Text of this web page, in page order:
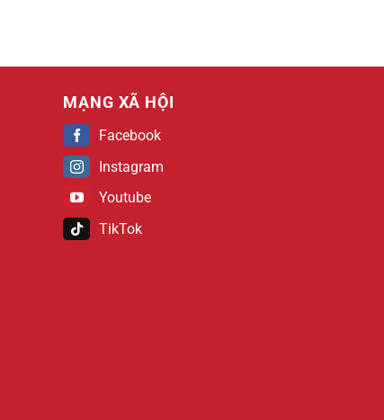
MẠNG XÃ HỘI
Facebook
Instagram
Youtube
TikTok